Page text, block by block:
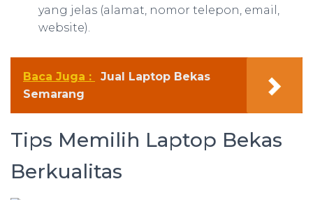
yang jelas (alamat, nomor telepon, email,
website).
Baca Juga :
Jual Laptop Bekas
Semarang
Tips Memilih Laptop Bekas
Berkualitas